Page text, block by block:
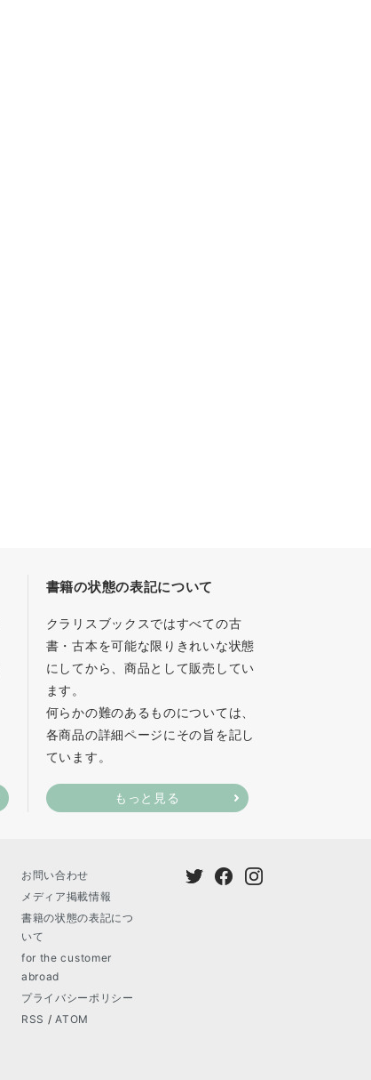
書籍の状態の表記について
クラリスブックスではすべての古
書・古本を可能な限りきれいな状態
にしてから、商品として販売してい
ます。
何らかの難のあるものについては、
各商品の詳細ページにその旨を記し
ています。
もっと見る
お問い合わせ
メディア掲載情報
書籍の状態の表記につ
いて
for the customer
abroad
プライバシーポリシー
RSS /ATOM